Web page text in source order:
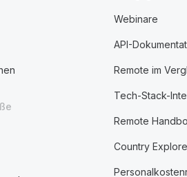
Webinare
API-
Remote im
Tech-Stack-
Remote
Country